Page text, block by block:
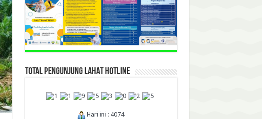
TOTAL PENGUNJUNG LAHAT HOTLINE
Hari ini : 4074